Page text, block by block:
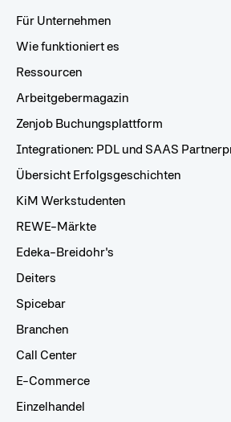
Für Unternehmen
Wie funktioniert es
Ressourcen
Arbeitgebermagazin
Zenjob Buchungsplattform
Integrationen: PDL und SAAS
Übersicht Erfolgsgeschichten
KiM Werkstudenten
REWE-Märkte
Edeka-Breidohr's
Deiters
Spicebar
Branchen
Call Center
E-Commerce
Einzelhandel